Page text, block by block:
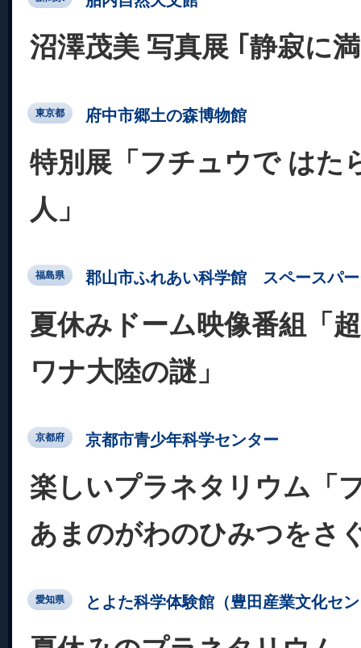
沼澤茂美 写真展 ｢静寂に
東京都 府中市郷土の森博物館
特別展「フチュウで はた
人」
福島県 郡山市ふれあい科学館 スペースパ
夏休みドーム映像番組「
ワナ大陸の謎」
京都府 京都市青少年科学センター
楽しいプラネタリウム
あまのがわのひみつをさ
愛知県 とよた科学体験館（豊田産業文化セ